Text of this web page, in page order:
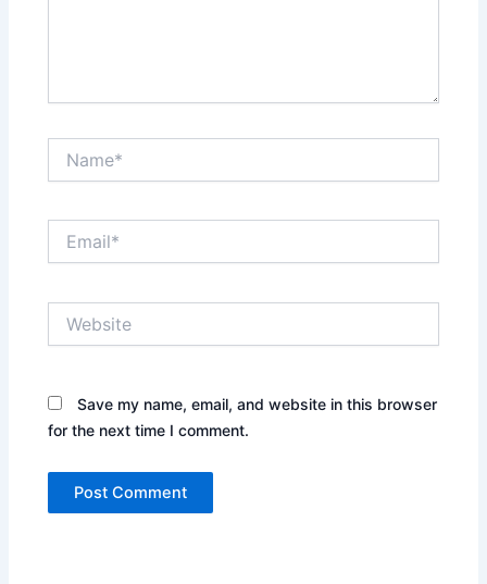
Save my name, email, and website in this browser
for the next time I comment.